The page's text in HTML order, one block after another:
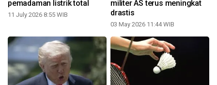
pemadaman listrik total
11 July 2026 8:55 WIB
militer AS terus meningkat
drastis
03 May 2026 11:44 WIB